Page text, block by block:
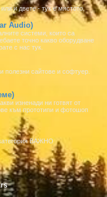
и двете - тук е мястото.
Audio)
системи, които са
точно какво оборудване
с нас тук.
полезни сайтове и софтуер.
изненади ни готвят от
към прототипи и фотошоп
ВАЖНО